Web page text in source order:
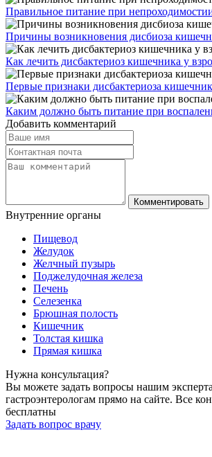
Правильное питание при
Причины возникновения дисбиоза
Как лечить дисбактериоз кишечника у
Первые признаки дисбактериоза
Каким должно быть питание при
Добавить комментарий
Комментировать
Внутренние органы
Пищевод
Желудок
Желчный пузырь
Поджелудочная железа
Печень
Селезенка
Брюшная полость
Кишечник
Толстая кишка
Прямая кишка
Нужна консультация?
Вы можете задать вопросы нашим
гастроэнтерологам прямо на сайте. Все
бесплатны
Задать вопрос врачу